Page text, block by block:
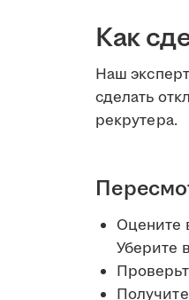
Как
Наш
сделать
рекрутера.
Оцените
Уберите